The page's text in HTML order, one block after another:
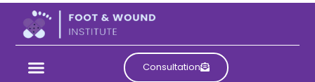
Consultation
Еволюція Лідерства:
Михайло Зборовський